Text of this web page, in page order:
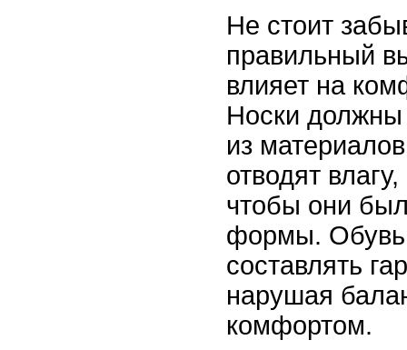
Не стоит
правильный
влияет на
Носки должны
из
отводят
чтобы они
формы.
составлять
нарушая
комфортом.